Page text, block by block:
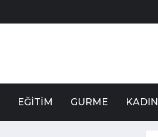
EĞITIM GURME KADIN